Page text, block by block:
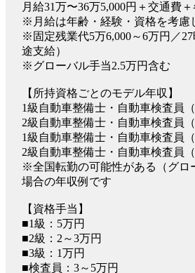
月給31万〜36万5,000円＋交通費
※月給は年齢・経験・資格を考慮
※固定残業代5万6,000～6万円／
途支給）
※グローバル手当2.5万円含む
【所持資格ごとのモデル年収】
1級自動車整備士・自動車検査員
2級自動車整備士・自動車検査員
1級自動車整備士・自動車検査員
2級自動車整備士・自動車検査員
※全国転勤の可能性がある（グロ
場合の年収例です
【資格手当】
■1級：5万円
■2級：2～3万円
■3級：1万円
■検査員：3～5万円